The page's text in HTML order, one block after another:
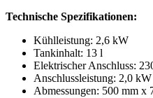
Technische Spezifikationen:
Kühlleistung: 2,6 kW
Tankinhalt: 13 l
Elektrischer Anschluss:
Anschlussleistung: 2,0 kW
Abmessungen: 500 mm